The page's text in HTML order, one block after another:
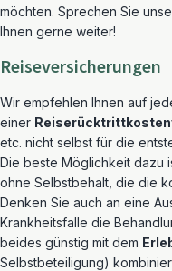
möchten. Sprechen Sie
Ihnen gerne weiter!
Reiseversicherungen
Wir empfehlen Ihnen auf
einer
etc. nicht selbst für die
Die beste Möglichkeit dazu
ohne Selbstbehalt, die die
Denken Sie auch an eine
Krankheitsfalle die
beides günstig mit dem
Selbstbeteiligung)